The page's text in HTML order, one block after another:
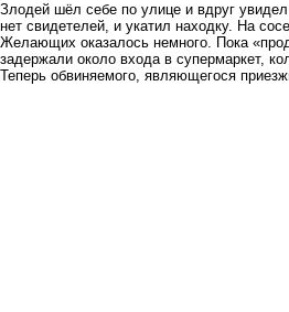
Злодей шёл себе по улице и вдруг
нет свидетелей, и укатил находку. На
Желающих оказалось немного. Пока
задержали около входа в супермаркет,
Теперь обвиняемого, являющегося